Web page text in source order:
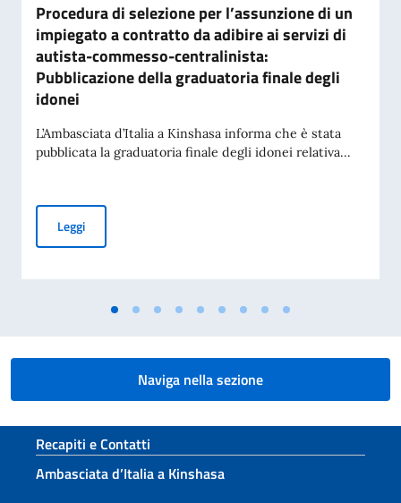
Procedura di selezione per l’assunzione di un
impiegato a contratto da adibire ai servizi di
autista-commesso-centralinista:
Pubblicazione della graduatoria finale degli
idonei
L’Ambasciata d’Italia a Kinshasa informa che è stata
pubblicata la graduatoria finale degli idonei relativa...
LeggiProcedura di selezione per l’assunzione di un impiegato
Naviga nella sezione
Sezione footer
Recapiti e Contatti
Ambasciata d’Italia a Kinshasa